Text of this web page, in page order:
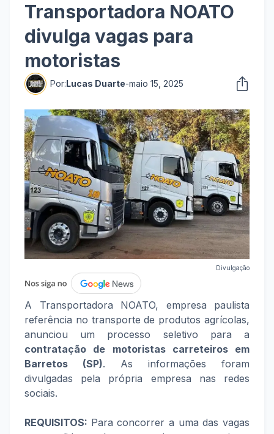
Transportadora NOATO
divulga vagas para
motoristas
Por:Lucas Duarte-maio 15, 2025
Divulgação
A Transportadora NOATO, empresa paulista
referência no transporte de produtos agrícolas,
anunciou um processo seletivo para a
contratação de motoristas carreteiros em
Barretos (SP). As informações foram
divulgadas pela própria empresa nas redes
sociais.
REQUISITOS: Para concorrer a uma das vagas